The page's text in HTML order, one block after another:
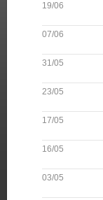
19/06
07/06
31/05
23/05
17/05
16/05
03/05